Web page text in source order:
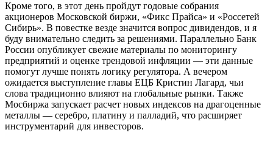
Кроме того, в этот день пройдут годовые собрания
акционеров Московской биржи, «Фикс Прайса» и «Россетей
Сибирь». В повестке везде значится вопрос дивидендов, и я
буду внимательно следить за решениями. Параллельно Банк
России опубликует свежие материалы по мониторингу
предприятий и оценке трендовой инфляции — эти данные
помогут лучше понять логику регулятора. А вечером
ожидается выступление главы ЕЦБ Кристин Лагард, чьи
слова традиционно влияют на глобальные рынки. Также
Мосбиржа запускает расчет новых индексов на драгоценные
металлы — серебро, платину и палладий, что расширяет
инструментарий для инвесторов.